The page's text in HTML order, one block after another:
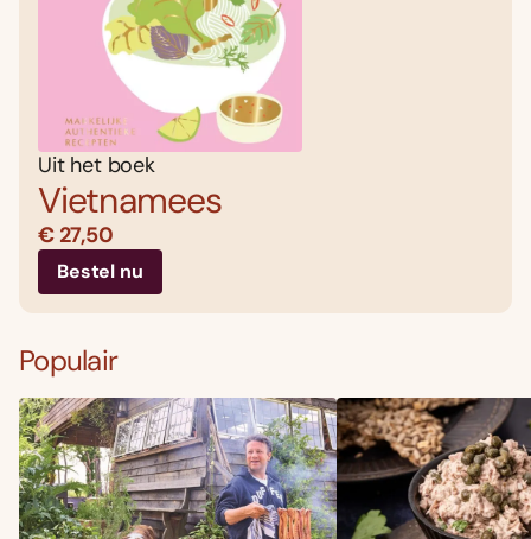
Uit het boek
Vietnamees
€ 27,50
Bestel nu
Populair